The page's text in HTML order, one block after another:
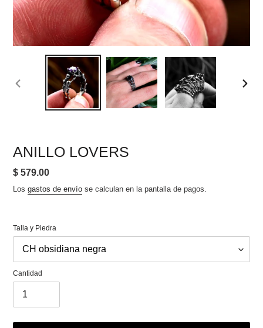
ANTERIOR
DIAPOSITIVA
ANILLO LOVERS
Precio
habitual
$ 579.00
Los gastos de envío se calculan en la pantalla de pagos.
Talla y Piedra
Cantidad